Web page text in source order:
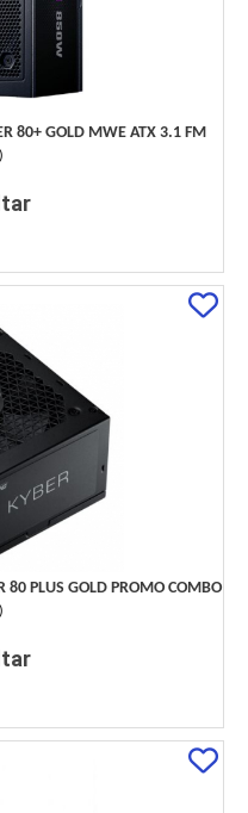
80+ GOLD MWE ATX 3.1 FM
)
80 PLUS GOLD PROMO COMBO
)